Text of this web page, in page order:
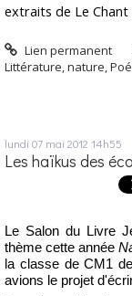
extraits de Le Chant
Lien permanent
Littérature,nature,
lundi 07 mai 2012 14h55
Les haïkus des
Le Salon du Livre
thème cette année
la classe de CM1
avions le projet